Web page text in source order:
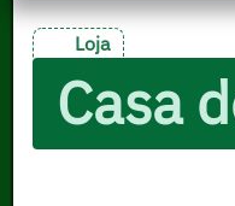
Loja
Casa